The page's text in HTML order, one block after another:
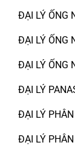
ĐẠI LÝ ỐNG
ĐẠI LÝ ỐNG
ĐẠI LÝ ỐNG
ĐẠI LÝ
ĐẠI LÝ
ĐẠI LÝ